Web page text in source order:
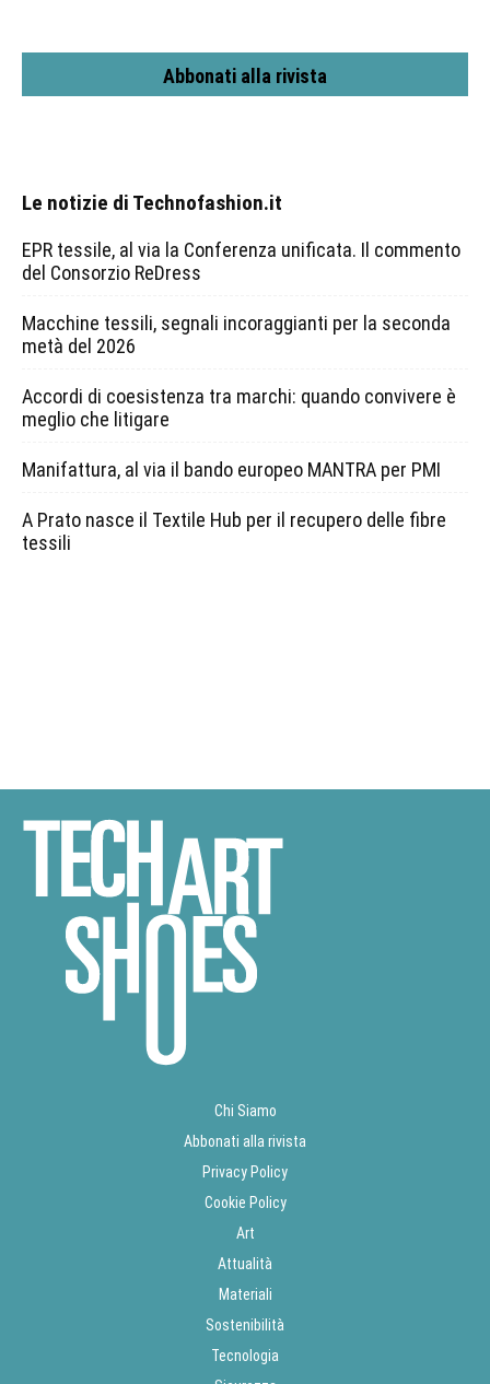
Abbonati alla rivista
Le notizie di Technofashion.it
EPR tessile, al via la Conferenza unificata. Il commento
del Consorzio ReDress
Macchine tessili, segnali incoraggianti per la seconda
metà del 2026
Accordi di coesistenza tra marchi: quando convivere è
meglio che litigare
Manifattura, al via il bando europeo MANTRA per PMI
A Prato nasce il Textile Hub per il recupero delle fibre
tessili
Chi Siamo
Abbonati alla rivista
Privacy Policy
Cookie Policy
Art
Attualità
Materiali
Sostenibilità
Tecnologia